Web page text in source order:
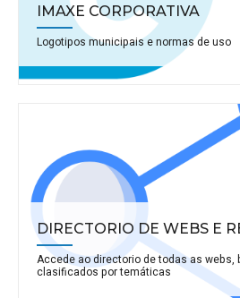
IMAXE CORPORATIVA
Logotipos municipais e normas de uso
DIRECTORIO DE WEBS E
Accede ao directorio de todas as webs,
clasificados por temáticas